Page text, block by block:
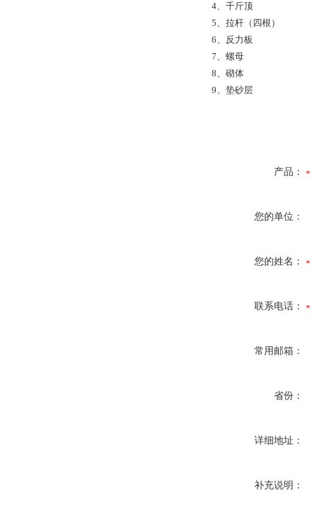
4、千斤顶
5、拉杆（四根）
6、反力板
7、螺母
8、砌体
9、垫砂层
产品：
您的单位：
您的姓名：
联系电话：
常用邮箱：
省份：
详细地址：
补充说明：